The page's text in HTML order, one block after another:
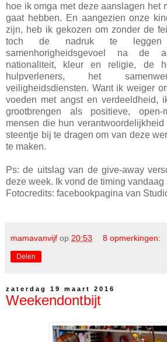
hoe ik omga met deze aanslagen het
gaat hebben. En aangezien onze
zijn, heb ik gekozen om zonder de
toch de nadruk te
samenhorigheidsgevoel na de
nationaliteit, kleur en religie, de
hulpverleners, het
veiligheidsdiensten. Want ik weiger
voeden met angst en verdeeldheid,
grootbrengen als positieve,
mensen die hun
steentje bij te dragen om van deze
te maken.
Ps: de uitslag van de give-away
deze week. Ik vond de timing vandaag
Fotocredits: facebookpagina van
mamavanvijf op 20:53 8 opmerkingen:
Delen
zaterdag 19 maart 2016
Weekendontbijt